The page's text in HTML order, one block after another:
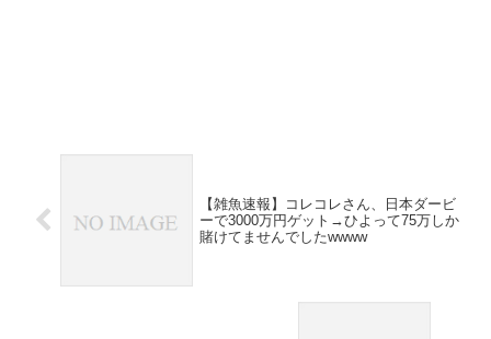
【雑魚速報】コレコレさん、日本ダービ
ーで3000万円ゲット→ひよって75万しか
賭けてませんでしたwwww